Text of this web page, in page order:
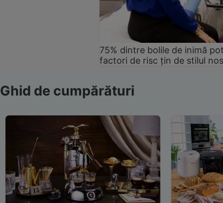
75% dintre bolile de inimă
factori de risc țin de stilul
Ghid de cumpărături